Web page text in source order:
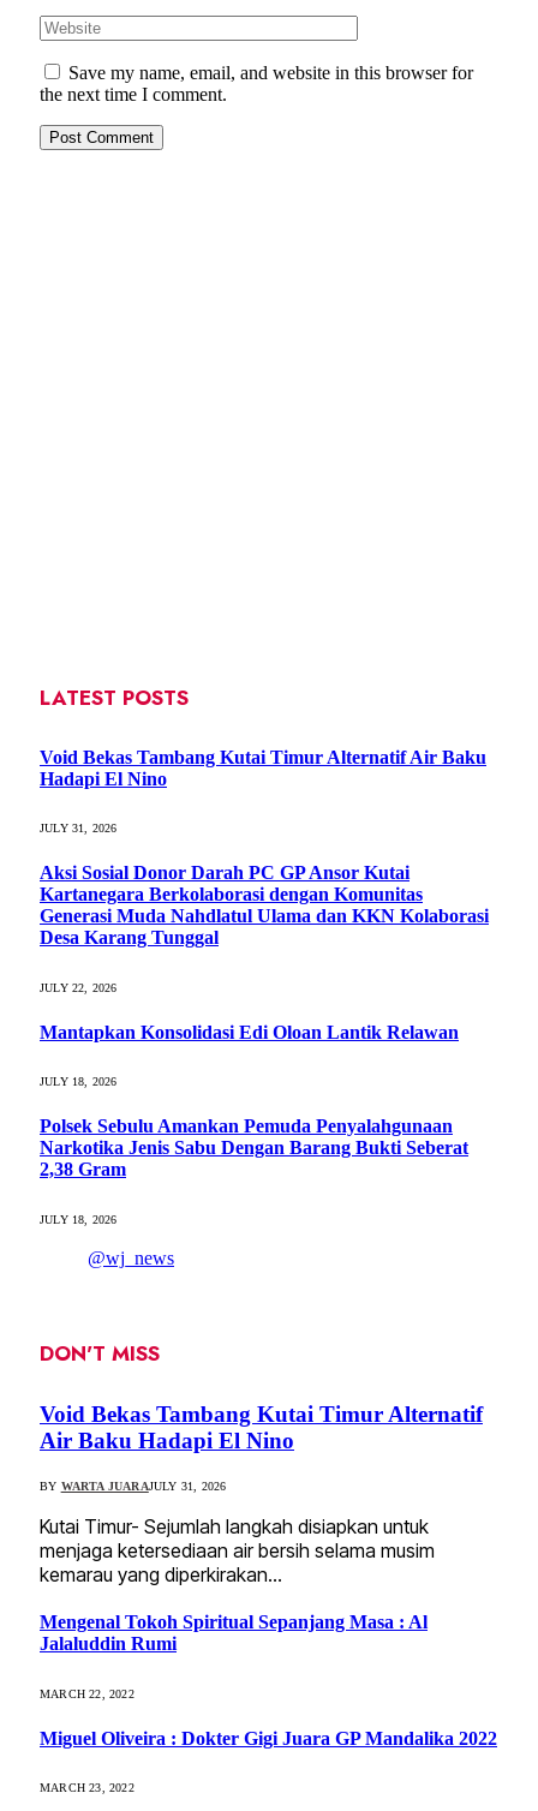
Save my name, email, and website in this browser for
the next time I comment.
LATEST POSTS
Void Bekas Tambang Kutai Timur Alternatif Air Baku
Hadapi El Nino
JULY 31, 2026
Aksi Sosial Donor Darah PC GP Ansor Kutai
Kartanegara Berkolaborasi dengan Komunitas
Generasi Muda Nahdlatul Ulama dan KKN Kolaborasi
Desa Karang Tunggal
JULY 22, 2026
Mantapkan Konsolidasi Edi Oloan Lantik Relawan
JULY 18, 2026
Polsek Sebulu Amankan Pemuda Penyalahgunaan
Narkotika Jenis Sabu Dengan Barang Bukti Seberat
2,38 Gram
JULY 18, 2026
@wj_news
DON'T MISS
Void Bekas Tambang Kutai Timur Alternatif
Air Baku Hadapi El Nino
BY WARTA JUARAJULY 31, 2026
Kutai Timur- Sejumlah langkah disiapkan untuk
menjaga ketersediaan air bersih selama musim
kemarau yang diperkirakan…
Mengenal Tokoh Spiritual Sepanjang Masa : Al
Jalaluddin Rumi
MARCH 22, 2022
Miguel Oliveira : Dokter Gigi Juara GP Mandalika 2022
MARCH 23, 2022